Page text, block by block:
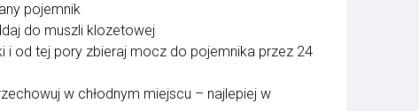
pojemnik
do muszli klozetowej
i od tej pory zbieraj mocz do pojemnika przez 24
w chłodnym miejscu – najlepiej w